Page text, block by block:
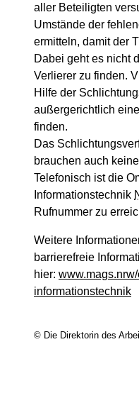
aller Beteiligten
Umstände der
ermitteln, damit der
Dabei geht es nicht
Verlierer zu finden.
Hilfe der
außergerichtlich
finden.
Das
brauchen auch
Telefonisch ist die
Informationstechnik
Rufnummer zu
Weitere
barrierefreie
hier:
informationstechnik
© Die Direktorin des